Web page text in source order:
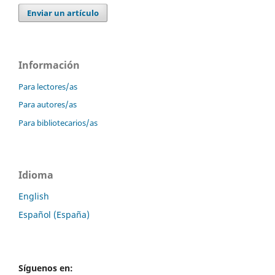
Enviar un artículo
Información
Para lectores/as
Para autores/as
Para bibliotecarios/as
Idioma
English
Español (España)
Síguenos en: